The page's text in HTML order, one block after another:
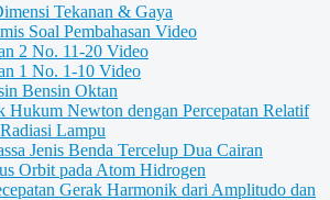
Tekanan & Gaya
Soal Pembahasan Video
2 No. 11-20 Video
1 No. 1-10 Video
Bensin Oktan
Hukum Newton dengan Percepatan Relatif
Lampu
Jenis Benda Tercelup Dua Cairan
Orbit pada Atom Hidrogen
Gerak Harmonik dari Amplitudo dan